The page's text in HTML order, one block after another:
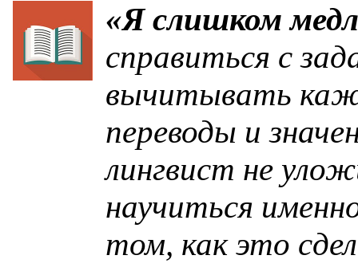
«Я слишком
справиться с
вычитывать
переводы и
лингвист не
научиться
том, как это